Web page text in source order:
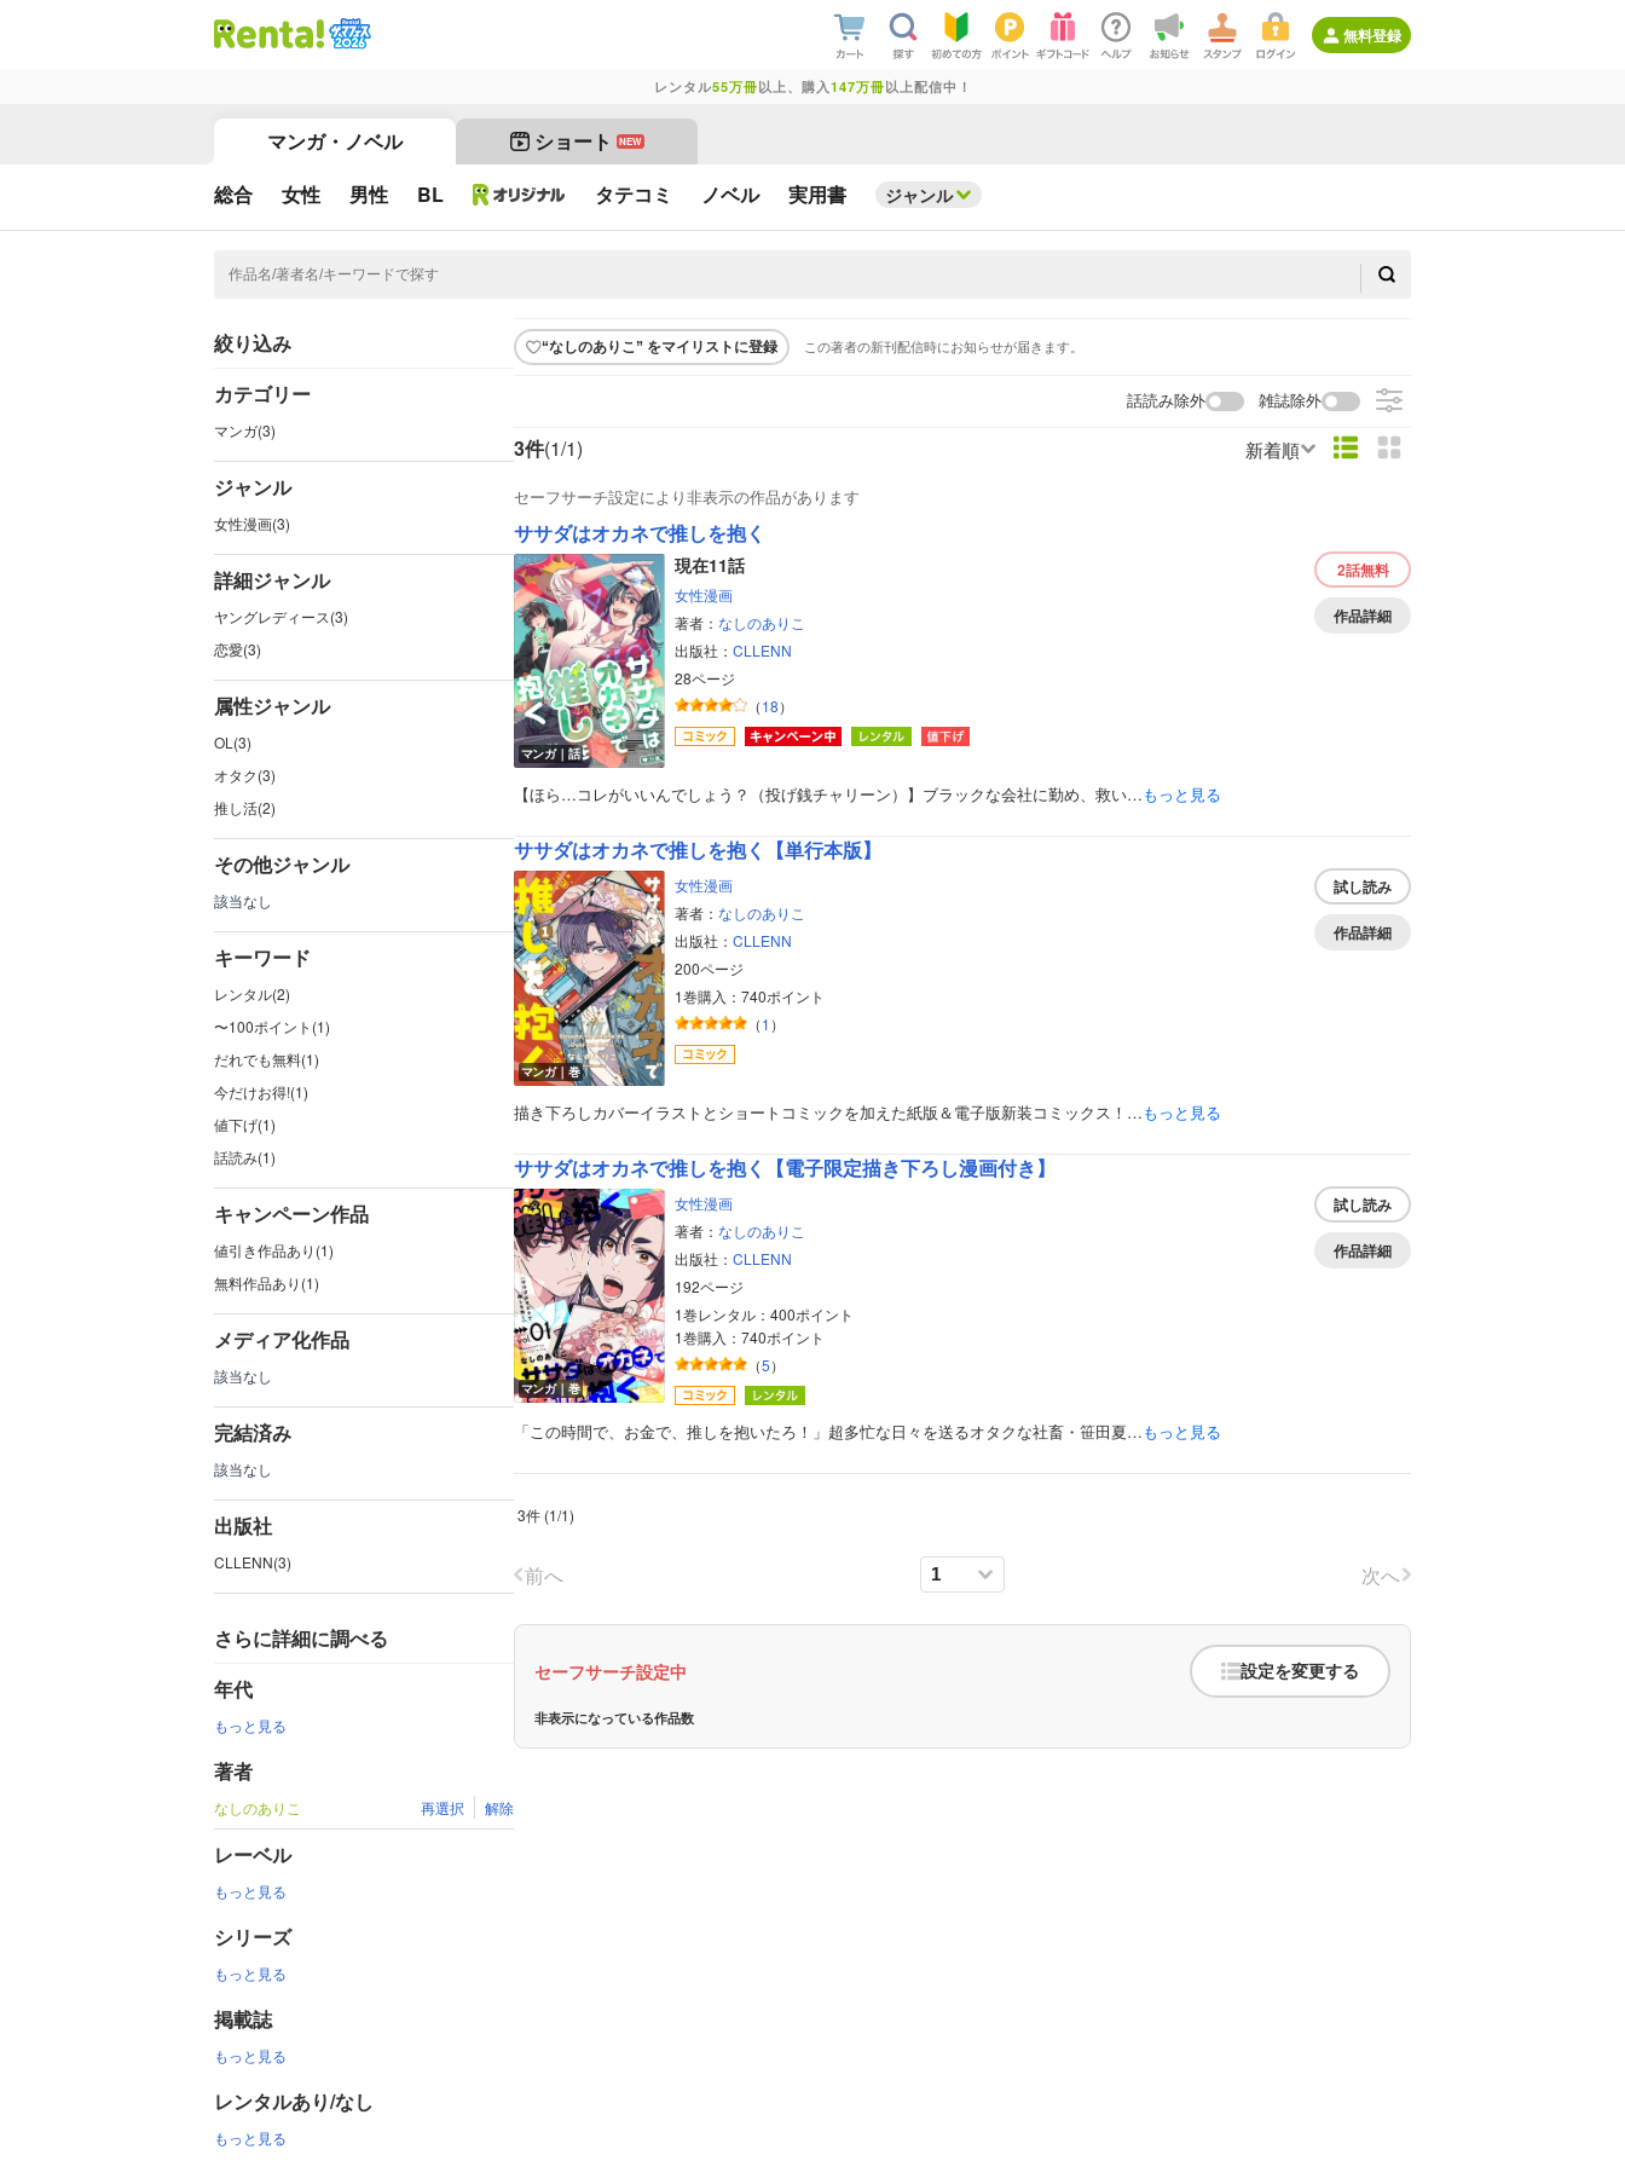
無料登録
レンタル55万冊以上、購入 147万冊以上配信中！
マンガ・ノベル ショート NEW
総合 女性 男性 BL タテコミ ノベル 実用書 ジャンル
絞り込み
カテゴリー
マンガ(3)
ジャンル
女性漫画(3)
詳細ジャンル
ヤングレディース(3)
恋愛(3)
属性ジャンル
OL(3)
オタク(3)
推し活(2)
その他ジャンル
該当なし
キーワード
レンタル(2)
〜100ポイント(1)
だれでも無料(1)
今だけお得!(1)
値下げ(1)
話読み(1)
キャンペーン作品
値引き作品あり(1)
無料作品あり(1)
メディア化作品
該当なし
完結済み
該当なし
出版社
CLLENN(3)
さらに詳細に調べる
年代
もっと見る
著者
なしのありこ 再選択 解除
レーベル
もっと見る
シリーズ
もっと見る
掲載誌
もっと見る
レンタルあり/なし
もっと見る
“なしのありこ” をマイリストに登録 この著者の新刊配信時にお知らせが届きます。
話読み除外 雑誌除外
3件(1/1) 新着順
セーフサーチ設定により非表示の作品があります
ボーイズラブ
ササダはオカネで推しを抱く
マンガ｜話
現在11話
女性漫画
著者： なしのありこ
出版社： CLLENN
28ページ
（18）
2話無料
作品詳細
【ほら…コレがいいんでしょう？（投げ銭チャリーン）】ブラックな会社に勤め、救い…もっと見る
ササダはオカネで推しを抱く【単行本版】
マンガ｜巻
女性漫画
著者： なしのありこ
出版社： CLLENN
200ページ
1巻購入：740ポイント
（1 ）
試し読み
作品詳細
描き下ろしカバーイラストとショートコミックを加えた紙版＆電子版新装コミックス！…もっと見る
ササダはオカネで推しを抱く【電子限定描き下ろし漫画付き】
マンガ｜巻
女性漫画
著者： なしのありこ
出版社： CLLENN
192ページ
1巻レンタル：400ポイント
1巻購入：740ポイント
（5）
試し読み
作品詳細
「この時間で、お金で、推しを抱いたろ！」超多忙な日々を送るオタクな社畜・笹田夏…もっと見る
3件 (1/1)
前へ 次へ
セーフサーチ設定中 設定を変更する
非表示になっている作品数